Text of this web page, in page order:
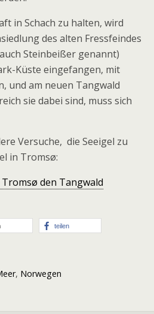
in Schach zu halten, wird
des alten Fressfeindes
Steinbeißer genannt)
Küste eingefangen, mit
und am neuen Tangwald
sie dabei sind, muss sich
Versuche, die Seeigel zu
in Tromsø:
den Tangwald
teilen
, Norwegen